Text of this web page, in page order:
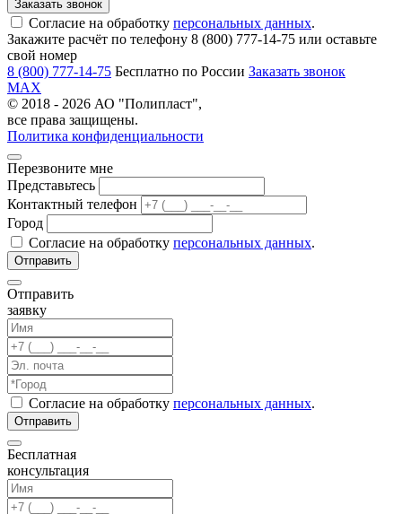
Согласие на обработку персональных данных.
Закажите расчёт по телефону 8 (800) 777-14-75 или оставьте
свой номер
8 (800) 777-14-75 Бесплатно по России Заказать звонок
MAX
© 2018 - 2026 АО "Полипласт",
все права защищены.
Политика конфиденциальности
Перезвоните мне
Представьтесь
Контактный телефон
Город
Согласие на обработку персональных данных.
Отправить
заявку
Согласие на обработку персональных данных.
Бесплатная
консультация